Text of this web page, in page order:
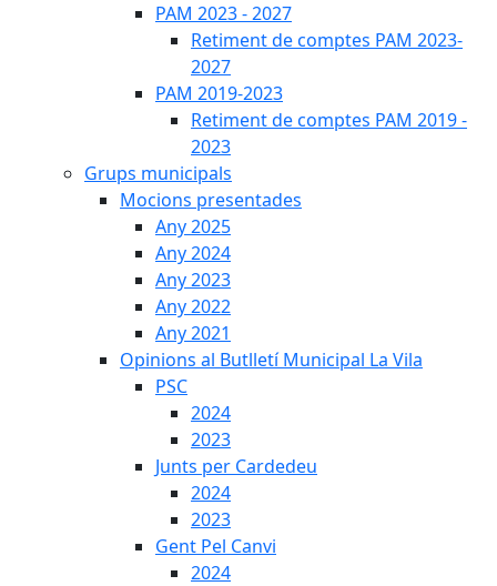
PAM 2023 - 2027
Retiment de comptes PAM 2023-
2027
PAM 2019-2023
Retiment de comptes PAM 2019 -
2023
Grups municipals
Mocions presentades
Any 2025
Any 2024
Any 2023
Any 2022
Any 2021
Opinions al Butlletí Municipal La Vila
PSC
2024
2023
Junts per Cardedeu
2024
2023
Gent Pel Canvi
2024